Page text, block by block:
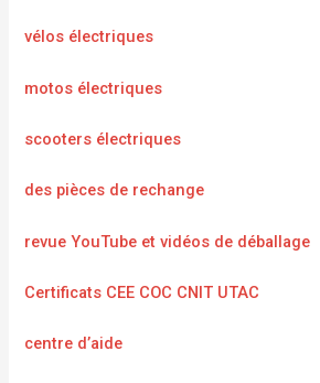
vélos électriques
motos électriques
scooters électriques
des pièces de rechange
revue YouTube et vidéos de déballage
Certificats CEE COC CNIT UTAC
centre d’aide